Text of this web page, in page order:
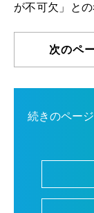
が不可欠」との
次のペ
続きのペー